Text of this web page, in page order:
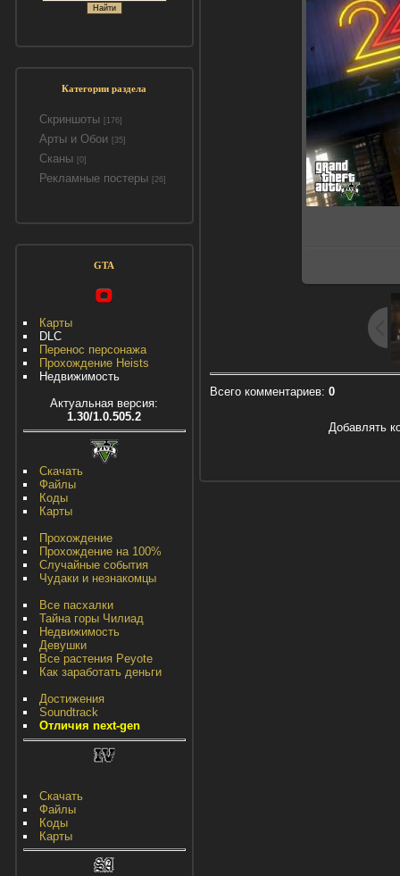
Категории раздела
Скриншоты [176]
Арты и Обои [35]
Сканы [0]
Рекламные постеры [26]
GTA
Карты
DLC
Перенос персонажа
Прохождение Heists
Недвижимость
Актуальная версия:
1.30/1.0.505.2
Скачать
Файлы
Коды
Карты
Прохождение
Прохождение на 100%
Случайные события
Чудаки и незнакомцы
Все пасхалки
Тайна горы Чилиад
Недвижимость
Девушки
Все растения Peyote
Как заработать деньги
Достижения
Soundtrack
Отличия next-gen
Скачать
Файлы
Коды
Карты
Всего комментариев: 0
Добавлять